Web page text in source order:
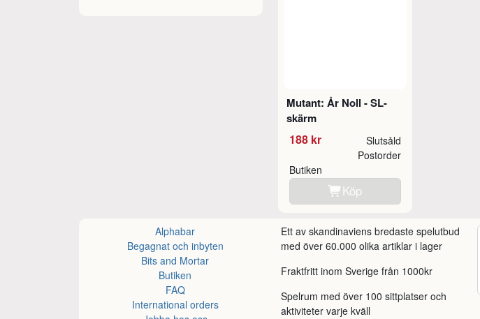
Mutant: År Noll - SL-
skärm
188 kr Slutsåld
Butiken
Postorder
Köp
Alphabar
Begagnat och inbyten
Bits and Mortar
Butiken
FAQ
International orders
Ett av skandinaviens bredaste spelutbud
med över 60.000 olika artiklar i lager
Fraktfritt inom Sverige från 1000kr
Spelrum med över 100 sittplatser och
aktiviteter varje kväll